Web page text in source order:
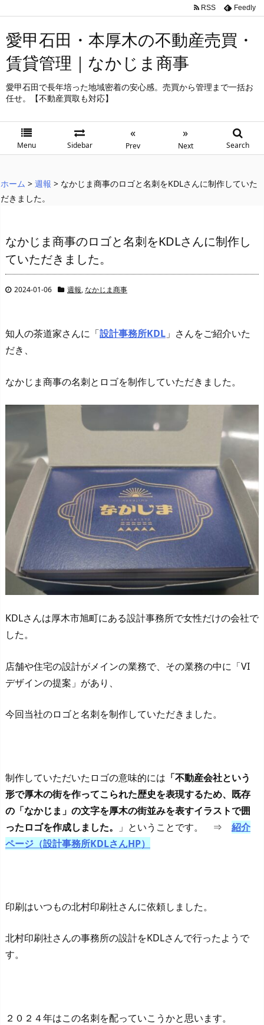
愛甲石田・本厚木の不動産売買・
賃貸管理｜なかじま商事
愛甲石田で長年培った地域密着の安心感。売買から管理まで一括お
任せ。【不動産買取も対応】
Menu Sidebar
«
Prev
»
Next Search
RSS Feedly
ホーム > 週報 > なかじま商事のロゴと名刺をKDLさんに制作していた
だきました。
なかじま商事のロゴと名刺をKDLさんに制作し
ていただきました。
2024-01-06 週報,なかじま商事
知人の茶道家さんに「設計事務所KDL 」さんをご紹介いた
だき、
なかじま商事の名刺とロゴを制作していただきました。
KDLさんは厚木市旭町にある設計事務所で女性だけの会社で
した。
店舗や住宅の設計がメインの業務で、その業務の中に「VI
デザインの提案」があり、
今回当社のロゴと名刺を制作していただきました。
制作していただいたロゴの意味的には 「不動産会社という
形で厚木の街を作ってこられた歴史を表現するため、既存
の「なかじま」の文字を厚木の街並みを表すイラストで囲
ったロゴを作成しました。
」ということです。 ⇒ 紹介
ページ（設計事務所KDLさんHP）
印刷はいつもの北村印刷社さんに依頼しました。
北村印刷社さんの事務所の設計をKDLさんで行ったようで
す。
２０２４年はこの名刺を配っていこうかと思います。